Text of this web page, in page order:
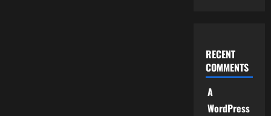
RECENT
COMMENTS
A
WordPress